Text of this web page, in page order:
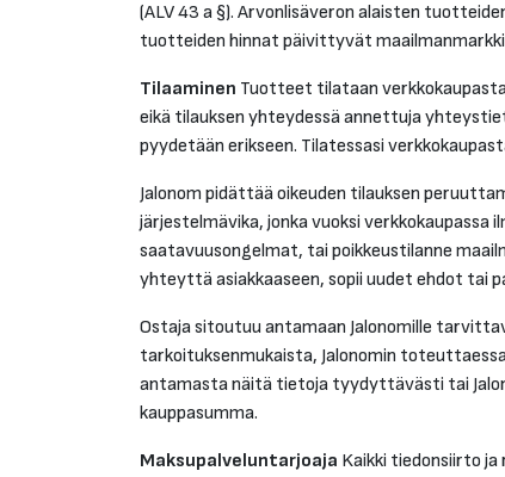
(ALV 43 a §). Arvonlisäveron alaisten
tuotteiden hinnat päivittyvät
Tilaaminen Tuotteet tilataan
eikä tilauksen yhteydessä annettuja
pyydetään erikseen. Tilatessasi
Jalonom pidättää oikeuden tilauksen
järjestelmävika, jonka vuoksi
saatavuusongelmat, tai poikkeustilanne
yhteyttä asiakkaaseen, sopii uudet ehdot tai
Ostaja sitoutuu antamaan Jalonomille
tarkoituksenmukaista, Jalonomin
antamasta näitä tietoja tyydyttävästi tai
kauppasumma.
Maksupalveluntarjoaja Kaikki tiedonsiirto